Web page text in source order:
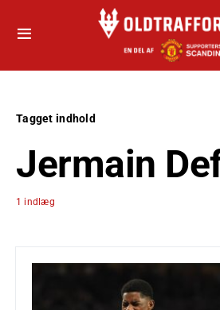
Tagget indhold
Jermain
1 indlæg